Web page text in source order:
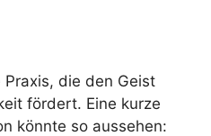
die den Geist
fördert. Eine kurze
könnte so aussehen: